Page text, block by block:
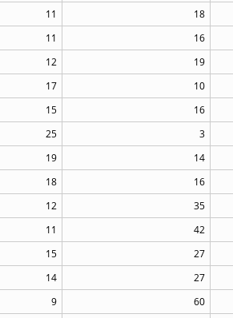
11 18
11 16
12 19
17 10
15 16
25 3
19 14
18 16
12 35
11 42
15 27
14 27
9 60